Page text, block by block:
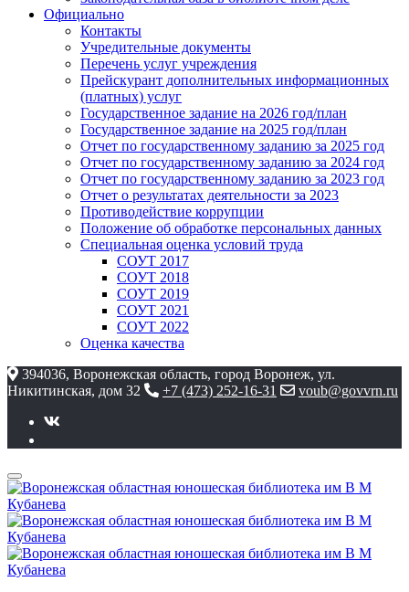
Официально
Контакты
Учредительные документы
Перечень услуг учреждения
Прейскурант дополнительных информационных
(платных) услуг
Государственное задание на 2026 год/план
Государственное задание на 2025 год/план
Отчет по государственному заданию за 2025 год
Отчет по государственному заданию за 2024 год
Отчет по государственному заданию за 2023 год
Отчет о результатах деятельности за 2023
Противодействие коррупции
Положение об обработке персональных данных
Специальная оценка условий труда
СОУТ 2017
СОУТ 2018
СОУТ 2019
СОУТ 2021
СОУТ 2022
Оценка качества
394036, Воронежская область, город Воронеж, ул.
Никитинская, дом 32
+7 (473) 252-16-31 voub@govvrn.ru